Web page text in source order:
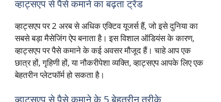
व्हाट्सएप से पैसे कमाने का बढ़ता ट्रेंड
व्हाट्सएप पर 2 अरब से अधिक एक्टिव यूजर्स हैं, जो इसे दुनिया का
सबसे बड़ा मैसेजिंग ऐप बनाता है। इस विशाल ऑडियंस के कारण,
व्हाट्सएप पर पैसे कमाने के कई अवसर मौजूद हैं। चाहे आप एक
छात्र हों, गृहिणी हों, या नौकरीपेशा व्यक्ति, व्हाट्सएप आपके लिए एक
बेहतरीन प्लेटफॉर्म हो सकता है।
व्हाट्सएप से पैसे कमाने के 5 बेहतरीन तरीके